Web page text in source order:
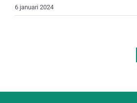
6 januari 2024